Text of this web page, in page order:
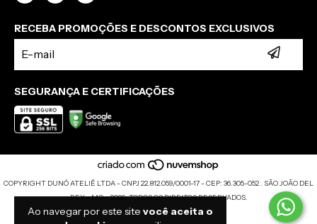
Ao navegar por este site você aceita o
RECEBA PROMOÇÕES E DESCONTOS EXCLUSIVOS
SEGURANÇA E CERTIFICAÇÕES
COPYRIGHT DUNÓ ATELIÊ LTDA - CNPJ 22.812.059/0001-17 - CEP: 36.305-052 . SÃO JOÃO DEL
REY - MG - 2026. TODOS OS DIREITOS RESERVADOS.